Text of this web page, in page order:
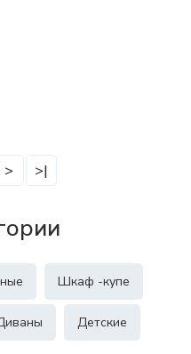
> >|
Шкаф -купе
Детские